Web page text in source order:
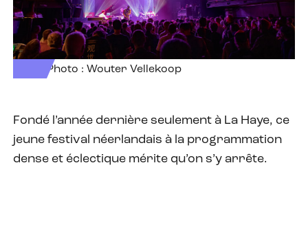
Photo : Wouter Vellekoop
Fondé l’année dernière seulement à La Haye, ce
jeune festival néerlandais à la programmation
dense et éclectique mérite qu’on s’y arrête.